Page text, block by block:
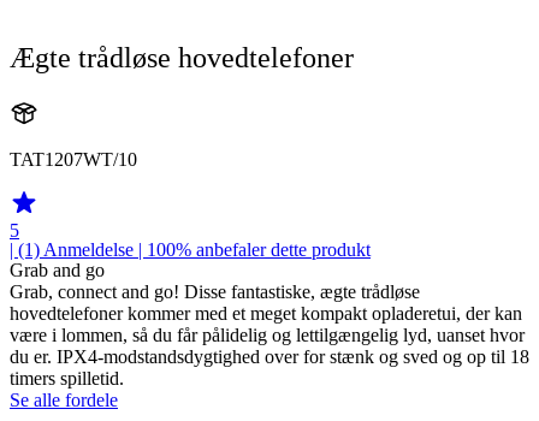
Ægte trådløse hovedtelefoner
TAT1207WT/10
5
| (1) Anmeldelse | 100% anbefaler dette produkt
Grab and go
Grab, connect and go! Disse fantastiske, ægte trådløse
hovedtelefoner kommer med et meget kompakt opladeretui, der kan
være i lommen, så du får pålidelig og lettilgængelig lyd, uanset hvor
du er. IPX4-modstandsdygtighed over for stænk og sved og op til 18
timers spilletid.
Se alle fordele